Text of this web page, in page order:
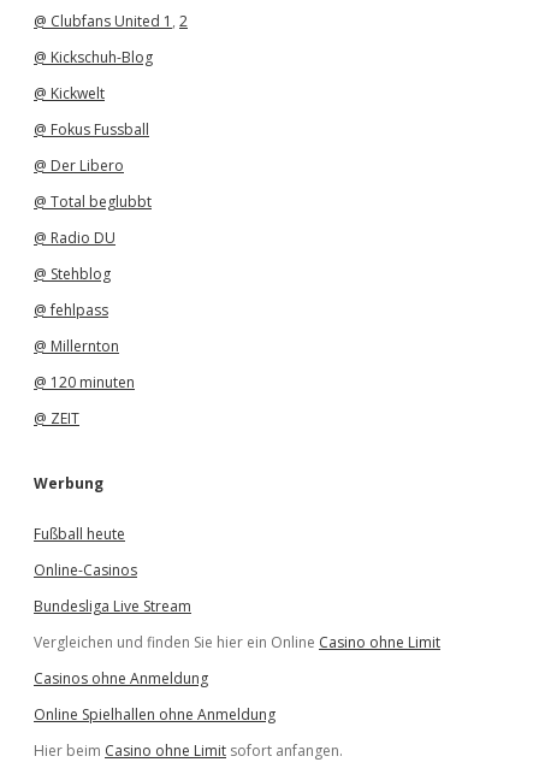
@ Clubfans United 1 , 2
@ Kickschuh-Blog
@ Kickwelt
@ Fokus Fussball
@ Der Libero
@ Total beglubbt
@ Radio DU
@ Stehblog
@ fehlpass
@ Millernton
@ 120 minuten
@ ZEIT
Werbung
Fußball heute
Online-Casinos
Bundesliga Live Stream
Vergleichen und finden Sie hier ein Online Casino ohne Limit
Casinos ohne Anmeldung
Online Spielhallen ohne Anmeldung
Hier beim Casino ohne Limit sofort anfangen.